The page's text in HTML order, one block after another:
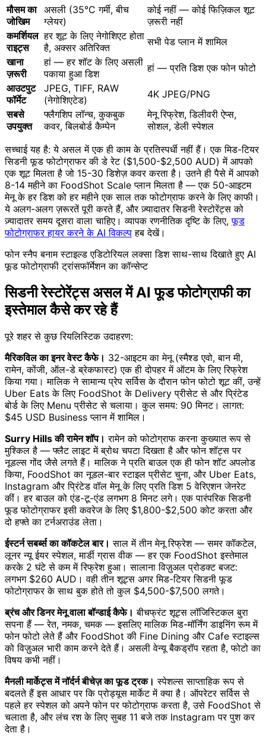
मौसम का
जोखिम
असली (35°C गर्मी, बीच
ग्लेयर)
कोई नहीं — कोई फिज़िकल शूट
ज़रूरी नहीं
कमर्शियल
राइट्स
हर शूट के लिए नेगोशिएट होता
है, अक्सर अतिरिक्त
सभी पेड प्लान में शामिल
खाना
ज़रूरी
हां — हर शॉट के लिए असली
पकाया हुआ डिश
हां — प्रति डिश एक फोन फोटो
आउटपुट
फॉर्मेट
JPEG, TIFF, RAW
(नेगोशिएटेड)
4K JPEG/PNG
सबसे
उपयुक्त
फ्लैगशिप लॉन्च, कुकबुक
कवर, बिलबोर्ड कैम्पेन
मेनू रिफ्रेश, डिलीवरी ऐप्स,
सोशल, डेली स्पेशल
सच्चाई यह है: ये असल में एक ही काम के प्रतिस्पर्धी नहीं हैं। एक मिड-टियर
सिडनी फूड फोटोग्राफर की डे रेट ($1,500-$2,500 AUD) में आपको
एक शूट मिलता है जो 15-30 डिशेज़ कवर करता है। उतने ही पैसे में आपको
8-14 महीने का FoodShot Scale प्लान मिलता है — एक 50-आइटम
मेनू के हर डिश को हर महीने एक साल तक फोटोग्राफ करने के लिए काफी।
ये अलग-अलग ज़रूरतें पूरी करते हैं, और ज़्यादातर सिडनी रेस्टोरेंट्स को
ज़्यादातर समय दूसरा वाला चाहिए। व्यापक रणनीतिक दृष्टि के लिए,फूड
फोटोग्राफर हायर करने के AI विकल्प हब देखें।
फोन स्नैप बनाम स्टाइल्ड एडिटोरियल लक्सा डिश साथ-साथ दिखाते हुए AI
फूड फोटोग्राफी ट्रांसफॉर्मेशन का कॉन्सेप्ट
सिडनी रेस्टोरेंट्स असल में AI फूड फोटोग्राफी का
इस्तेमाल कैसे कर रहे हैं
पूरे शहर से कुछ रियलिस्टिक उदाहरण:
मैरिकविल का इनर वेस्ट कैफे। 32-आइटम का मेनू (स्मैश्ड एवो, बान मी,
रामेन, कोंजी, ऑल-डे ब्रेकफास्ट) एक ही दोपहर में ऑटम के लिए रिफ्रेश
किया गया। मालिक ने सामान्य प्रेप सर्विस के दौरान फोन फोटो शूट कीं, उन्हें
Uber Eats के लिए FoodShot के Delivery प्रीसेट से और प्रिंटेड
बोर्ड के लिए Menu प्रीसेट से चलाया। कुल समय: 90 मिनट। लागत:
$45 USD Business प्लान में शामिल।
Surry Hills की रामेन शॉप। रामेन को फोटोग्राफ करना कुख्यात रूप से
मुश्किल है — फ्लैट लाइट में ब्रोथ चपटा दिखता है और फोन शॉट्स पर
नूडल्स गोंद जैसे लगते हैं। मालिक ने प्रति बाउल एक ही फोन शॉट अपलोड
किया, FoodShot का नूडल-बार स्टाइल प्रीसेट चुना, और Uber Eats,
Instagram और प्रिंटेड वॉल मेनू के लिए प्रति डिश 5 वेरिएशन जेनरेट
कीं। हर बाउल को एंड-टू-एंड लगभग 8 मिनट लगे। एक पारंपरिक सिडनी
फूड फोटोग्राफर इसी कवरेज के लिए $1,800-$2,500 कोट करता और
दो हफ्ते का टर्नअराउंड लेता।
ईस्टर्न सबर्ब्स का कॉकटेल बार। साल में तीन मेनू रिफ्रेश — समर कॉकटेल,
लूनर न्यू ईयर स्पेशल, मार्डी ग्रास वीक — हर एक FoodShot इस्तेमाल
करके 2 घंटे से कम में रिफ्रेश हुआ। सालाना विज़ुअल प्रोडक्ट बजट:
लगभग $260 AUD। वही तीन शूट्स अगर मिड-टियर सिडनी फूड
फोटोग्राफर के साथ बुक होते तो कुल $4,500-$7,500 लगते।
ब्रंच और डिनर मेनू वाला बॉन्डाई कैफे। बीचफ्रंट शूट्स लॉजिस्टिकल बुरा
सपना हैं — रेत, नमक, चमक — इसलिए मालिक मिड-मॉर्निंग डाइनिंग रूम में
फोन फोटो लेते हैं और FoodShot की Fine Dining और Cafe स्टाइल्स
को विज़ुअल भारी काम करने देते हैं। असली वेन्यू बैकड्रॉप रहता है, फोटो का
विषय कभी नहीं।
मैनली मार्केट्स में नॉर्दर्न बीचेज़ का फूड ट्रक। स्पेशल्स साप्ताहिक रूप से
बदलते हैं इस आधार पर कि प्रोड्यूस मार्केट में क्या है। ऑपरेटर सर्विस से
पहले हर स्पेशल को अपने फोन पर फोटोग्राफ करता है, उसे FoodShot से
चलाता है, और लंच रश के लिए सुबह 11 बजे तक Instagram पर पुश कर
देता है।